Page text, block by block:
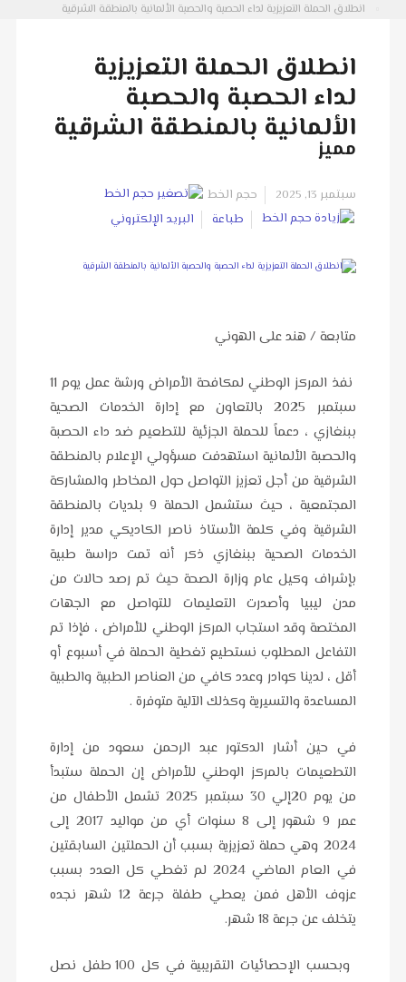
انطلاق الحملة التعزيزية لداء الحصبة والحصبة الألمانية بالمنطقة الشرقية
انطلاق الحملة التعزيزية
لداء الحصبة والحصبة
الألمانية بالمنطقة الشرقية
مميز
سبتمبر 13, 2025
حجم الخط
طباعة
البريد الإلكتروني
متابعة / هند على الهوني
نفذ المركز الوطني لمكافحة الأمراض ورشة عمل يوم 11
سبتمبر 2025 بالتعاون مع إدارة الخدمات الصحية
ببنغازي ، دعماً للحملة الجزئية للتطعيم ضد داء الحصبة
والحصبة الألمانية استهدفت مسؤولي الإعلام بالمنطقة
الشرقية من أجل تعزيز التواصل حول المخاطر والمشاركة
المجتمعية ، حيث ستشمل الحملة 9 بلديات بالمنطقة
الشرقية وفي كلمة الأستاذ ناصر الكاديكي مدير إدارة
الخدمات الصحية ببنغازي ذكر أنه تمت دراسة طبية
بإشراف وكيل عام وزارة الصحة حيث تم رصد حالات من
مدن ليبيا وأصدرت التعليمات للتواصل مع الجهات
المختصة وقد استجاب المركز الوطني للأمراض ، فإذا تم
التفاعل المطلوب نستطيع تغطية الحملة في أسبوع أو
أقل ، لدينا كوادر وعدد كافي من العناصر الطبية والطبية
المساعدة والتسيرية وكذلك الآلية متوفرة .
في حين أشار الدكتور عبد الرحمن سعود من إدارة
التطعيمات بالمركز الوطني للأمراض إن الحملة ستبدأ
من يوم 20إلي 30 سبتمبر 2025 تشمل الأطفال من
عمر 9 شهور إلى 8 سنوات أي من مواليد 2017 إلى
2024 وهي حملة تعزيزية بسبب أن الحملتين السابقتين
في العام الماضي 2024 لم تغطي كل العدد بسبب
عزوف الأهل فمن يعطي طفلة جرعة 12 شهر نجده
يتخلف عن جرعة 18 شهر.
وبحسب الإحصائيات التقريبية في كل 100 طفل نصل